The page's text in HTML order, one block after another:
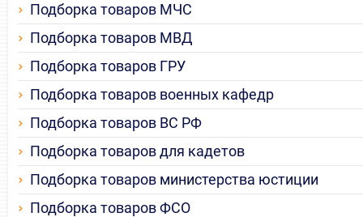
Подборка товаров МЧС
Подборка товаров МВД
Подборка товаров ГРУ
Подборка товаров военных кафедр
Подборка товаров ВС РФ
Подборка товаров для кадетов
Подборка товаров министерства юстиции
Подборка товаров ФСО